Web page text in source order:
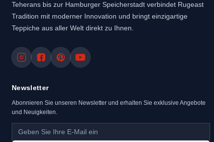
Teherans bis zur Hamburger Speicherstadt verbindet Rugeast
Tradition mit moderner Innovation und bringt einzigartige
Teppiche aus aller Welt direkt zu Ihnen.
Newsletter
Abonnieren Sie unseren Newsletter und erhalten Sie exklusive Angebote
und Neuigkeiten.